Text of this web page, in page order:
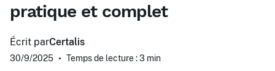
pratique et complet
Écrit parCertalis
30/9/2025 • Temps de lecture : 3 min